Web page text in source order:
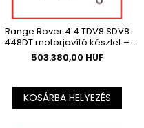
Range Rover 4.4 TDV8 SDV8
448DT motorjavító készlet –
főtengely + csapágyak , Az ár az
ÁFÁ-t nem tartalmazza.
503.380,00 HUF
KOSÁRBA HELYEZÉS